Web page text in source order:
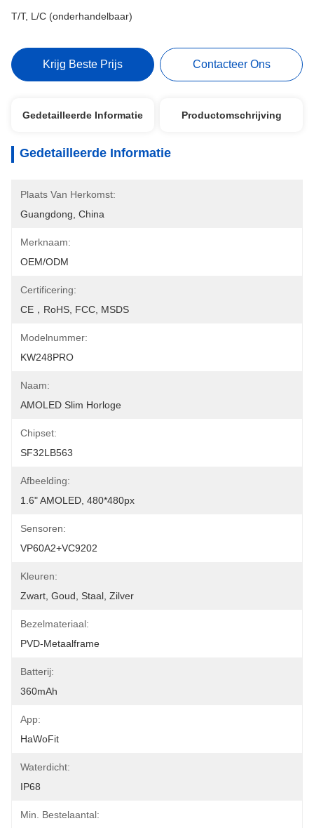
T/T, L/C (onderhandelbaar)
Krijg Beste Prijs Contacteer Ons
Gedetailleerde Informatie Productomschrijving
Gedetailleerde Informatie
Plaats Van Herkomst:
Guangdong, China
Merknaam:
OEM/ODM
Certificering:
CE，RoHS, FCC, MSDS
Modelnummer:
KW248PRO
Naam:
AMOLED Slim Horloge
Chipset:
SF32LB563
Afbeelding:
1.6" AMOLED, 480*480px
Sensoren:
VP60A2+VC9202
Kleuren:
Zwart, Goud, Staal, Zilver
Bezelmateriaal:
PVD-Metaalframe
Batterij:
360mAh
App:
HaWoFit
Waterdicht:
IP68
Min. Bestelaantal: